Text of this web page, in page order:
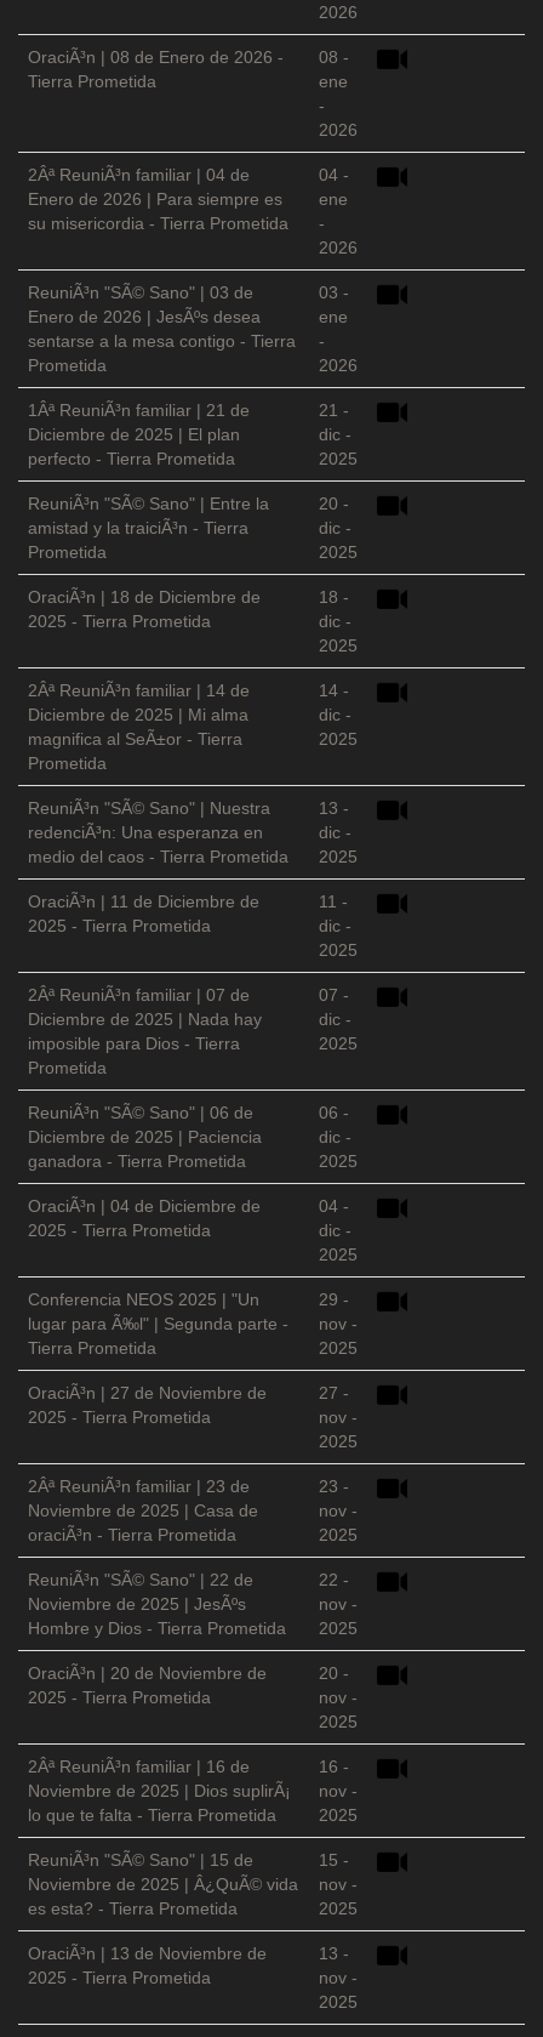
2026
OraciÃ³n | 08 de Enero de 2026 -
Tierra Prometida
08 -
ene
-
2026
2Âª ReuniÃ³n familiar | 04 de
Enero de 2026 | Para siempre es
su misericordia - Tierra Prometida
04 -
ene
-
2026
ReuniÃ³n "SÃ© Sano" | 03 de
Enero de 2026 | JesÃºs desea
sentarse a la mesa contigo - Tierra
Prometida
03 -
ene
-
2026
1Âª ReuniÃ³n familiar | 21 de
Diciembre de 2025 | El plan
perfecto - Tierra Prometida
21 -
dic -
2025
ReuniÃ³n "SÃ© Sano" | Entre la
amistad y la traiciÃ³n - Tierra
Prometida
20 -
dic -
2025
OraciÃ³n | 18 de Diciembre de
2025 - Tierra Prometida
18 -
dic -
2025
2Âª ReuniÃ³n familiar | 14 de
Diciembre de 2025 | Mi alma
magnifica al SeÃ±or - Tierra
Prometida
14 -
dic -
2025
ReuniÃ³n "SÃ© Sano" | Nuestra
redenciÃ³n: Una esperanza en
medio del caos - Tierra Prometida
13 -
dic -
2025
OraciÃ³n | 11 de Diciembre de
2025 - Tierra Prometida
11 -
dic -
2025
2Âª ReuniÃ³n familiar | 07 de
Diciembre de 2025 | Nada hay
imposible para Dios - Tierra
Prometida
07 -
dic -
2025
ReuniÃ³n "SÃ© Sano" | 06 de
Diciembre de 2025 | Paciencia
ganadora - Tierra Prometida
06 -
dic -
2025
OraciÃ³n | 04 de Diciembre de
2025 - Tierra Prometida
04 -
dic -
2025
Conferencia NEOS 2025 | "Un
lugar para Ã‰l" | Segunda parte -
Tierra Prometida
29 -
nov -
2025
OraciÃ³n | 27 de Noviembre de
2025 - Tierra Prometida
27 -
nov -
2025
2Âª ReuniÃ³n familiar | 23 de
Noviembre de 2025 | Casa de
oraciÃ³n - Tierra Prometida
23 -
nov -
2025
ReuniÃ³n "SÃ© Sano" | 22 de
Noviembre de 2025 | JesÃºs
Hombre y Dios - Tierra Prometida
22 -
nov -
2025
OraciÃ³n | 20 de Noviembre de
2025 - Tierra Prometida
20 -
nov -
2025
2Âª ReuniÃ³n familiar | 16 de
Noviembre de 2025 | Dios suplirÃ¡
lo que te falta - Tierra Prometida
16 -
nov -
2025
ReuniÃ³n "SÃ© Sano" | 15 de
Noviembre de 2025 | Â¿QuÃ© vida
es esta? - Tierra Prometida
15 -
nov -
2025
OraciÃ³n | 13 de Noviembre de
2025 - Tierra Prometida
13 -
nov -
2025